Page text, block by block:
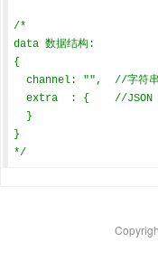
/*
data 数据结构:
{
}
*/